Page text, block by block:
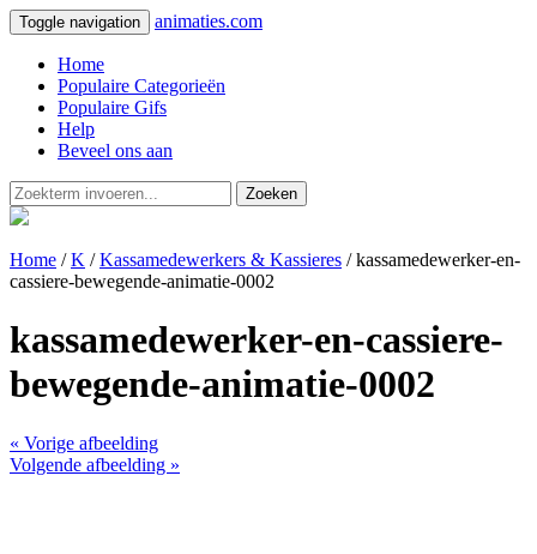
Toggle navigation animaties.com
Home
Populaire Categorieën
Populaire Gifs
Help
Beveel ons aan
Zoeken
Home /K /Kassamedewerkers & Kassieres / kassamedewerker-en-
cassiere-bewegende-animatie-0002
kassamedewerker-en-cassiere-
bewegende-animatie-0002
« Vorige afbeelding
Volgende afbeelding »